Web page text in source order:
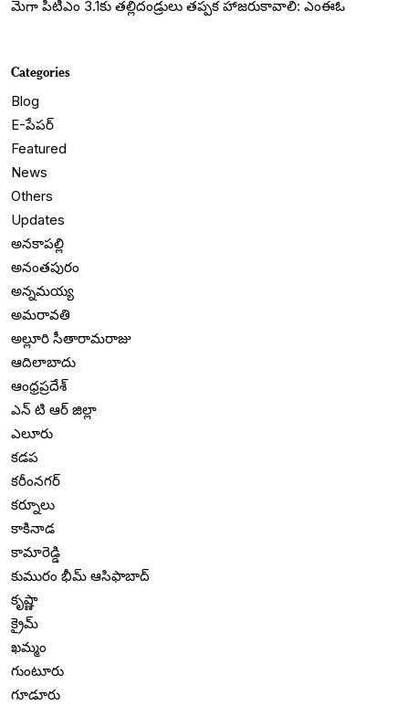
మెగా పీటీఎం 3.1కు తల్లిదండ్రులు తప్పక హాజరుకావాలి: ఎంఈఓ
Categories
Blog
E-పేపర్
Featured
News
Others
Updates
అనకాపల్లి
అనంతపురం
అన్నమయ్య
అమరావతి
అల్లూరి సీతారామరాజు
ఆదిలాబాదు
ఆంధ్రప్రదేశ్
ఎన్ టి ఆర్ జిల్లా
ఎలూరు
కడప
కరీంనగర్
కర్నూలు
కాకినాడ
కామారెడ్డి
కుమురం భీమ్ ఆసిఫాబాద్
కృష్ణా
క్రైమ్
ఖమ్మం
గుంటూరు
గూడూరు